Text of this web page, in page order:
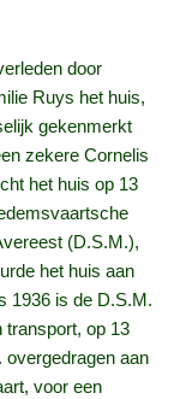
door
Ruys het huis,
gekenmerkt
zekere Cornelis
het huis op 13
(D.S.M.),
het huis aan
1936 is de D.S.M.
transport, op 13
aan
voor een